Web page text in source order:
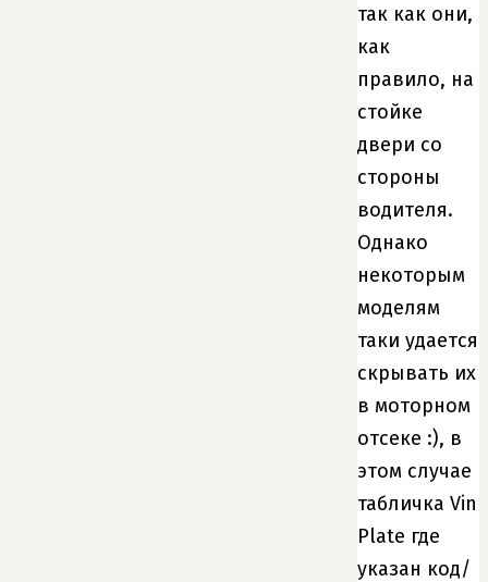
так как они,
как
правило, на
стойке
двери со
стороны
водителя.
Однако
некоторым
моделям
таки удается
скрывать их
в моторном
отсеке :), в
этом случае
табличка Vin
Plate где
указан код/